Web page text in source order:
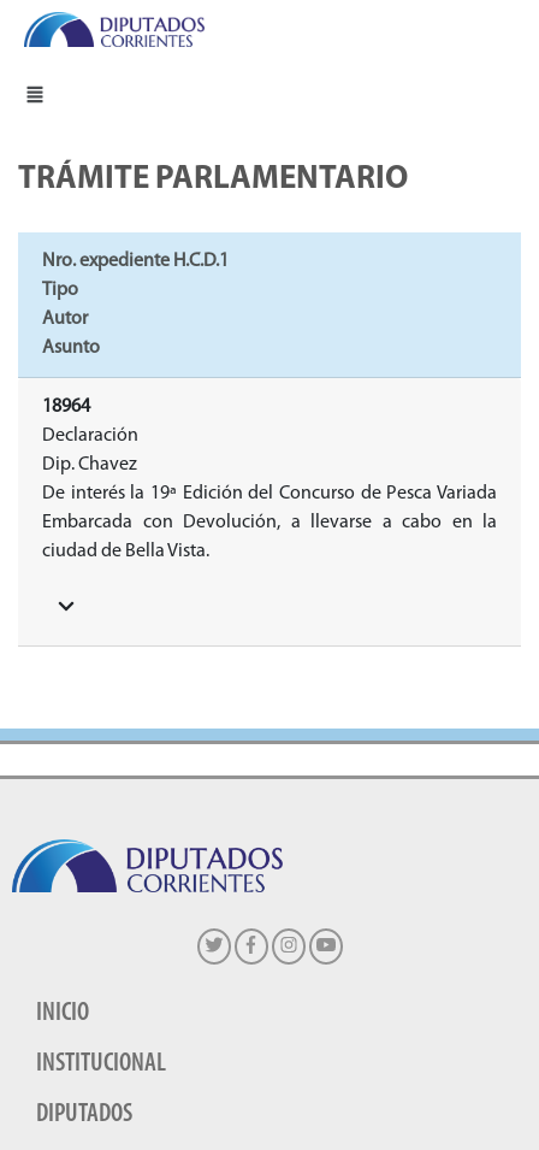
TRÁMITE PARLAMENTARIO
Nro. expediente H.C.D.1
Tipo
Autor
Asunto
18964
Declaración
Dip. Chavez
De interés la 19ª Edición del Concurso de Pesca Variada
Embarcada con Devolución, a llevarse a cabo en la
ciudad de Bella Vista.
INICIO
INSTITUCIONAL
DIPUTADOS